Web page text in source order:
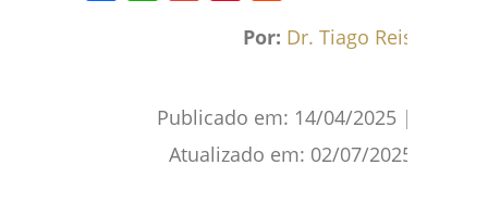
Por: Dr. Tiago Reis
Publicado em: 14/04/2025 |
Atualizado em: 02/07/2025